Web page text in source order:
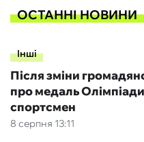
ОСТАННІ НОВИНИ
Інші
8 серпня 13:11
Після зміни
про медаль
спортсмен